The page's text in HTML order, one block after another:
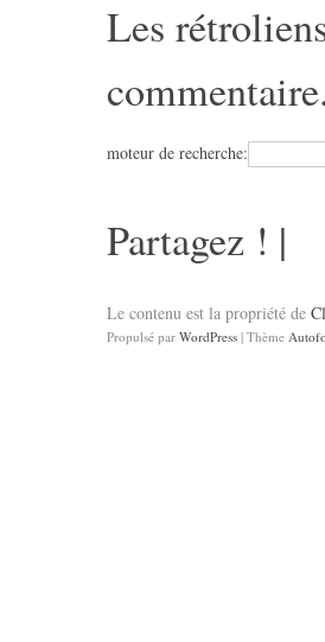
Les
commentaire.
moteur de recherche:
Partagez ! |
Le contenu est la propriété de
Propulsé par WordPress | Thème